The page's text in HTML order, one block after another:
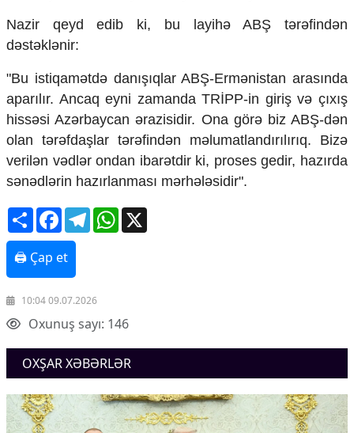
Elm və təhsil
Mədəniyyət
Diaspor
Yüksəliş hekayəsi
Mədəniyyətimizin Zəfəri
Zəfər Diasporu
Səhiyyə
Ailə və uşaq
Turizm
İqtisadiyyat
İqtisadi xəbərlər
Energetika
Neft-qaz
Əmək və sosial siyasət
Hərbi sənaye
Telekommunikasiya və nəqliyyat
Cəmiyyət
Crossmedia.az - 1 yaş
Siyasət
Nazir qeyd edib ki, bu layihə ABŞ tərəfindən
dəstəklənir:
"Bu istiqamətdə danışıqlar ABŞ-Ermənistan arasında
aparılır. Ancaq eyni zamanda TRİPP-in giriş və çıxış
hissəsi Azərbaycan ərazisidir. Ona görə biz ABŞ-dən
olan tərəfdaşlar tərəfindən məlumatlandırılırıq. Bizə
verilən vədlər ondan ibarətdir ki, proses gedir, hazırda
sənədlərin hazırlanması mərhələsidir".
ShareFacebookTelegramWhatsApp
🖨 Çap et
10:04 09.07.2026
Oxunuş sayı: 146
OXŞAR XƏBƏRLƏR